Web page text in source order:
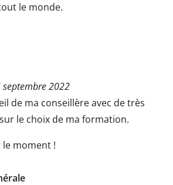
le monde.
septembre 2022
de ma conseillère avec de très
le choix de ma formation.
moment !